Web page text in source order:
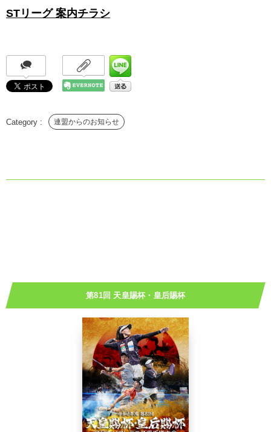
STリーグ 案内チラシ
連盟からのお知らせ
第81回 天皇賜杯・皇后賜杯